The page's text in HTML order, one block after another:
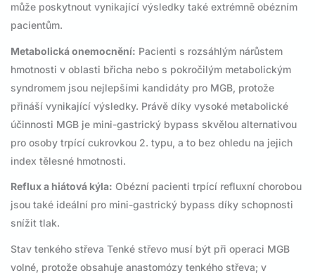
může poskytnout vynikající výsledky také extrémně obézním
pacientům.
Metabolická onemocnění: Pacienti s rozsáhlým nárůstem
hmotnosti v oblasti břicha nebo s pokročilým metabolickým
syndromem jsou nejlepšími kandidáty pro MGB, protože
přináší vynikající výsledky. Právě díky vysoké metabolické
účinnosti MGB je mini-gastrický bypass skvělou alternativou
pro osoby trpící cukrovkou 2. typu, a to bez ohledu na jejich
index tělesné hmotnosti.
Reflux a hiátová kýla: Obézní pacienti trpící refluxní chorobou
jsou také ideální pro mini-gastrický bypass díky schopnosti
snížit tlak.
Stav tenkého střeva Tenké střevo musí být při operaci MGB
volné, protože obsahuje anastomózy tenkého střeva; v